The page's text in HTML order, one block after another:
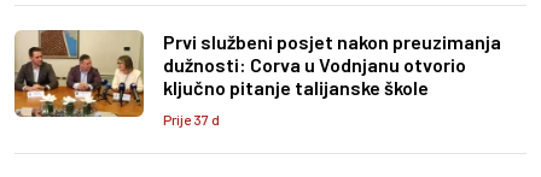
Prvi službeni posjet nakon preuzimanja
dužnosti: Corva u Vodnjanu otvorio
ključno pitanje talijanske škole
Prije 37 d